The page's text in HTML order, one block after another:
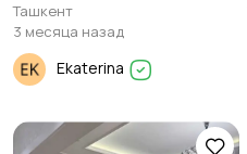
Ташкент
3 месяца назад
Ekaterina